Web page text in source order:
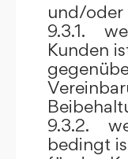
und/oder
9.3.1.
Kunden
9.3.2.
bedingt